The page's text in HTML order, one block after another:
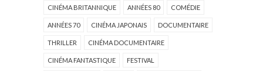
CINÉMA BRITANNIQUE ANNÉES 80 COMÉDIE
ANNÉES 70 CINÉMA JAPONAIS DOCUMENTAIRE
THRILLER CINÉMA DOCUMENTAIRE
CINÉMA FANTASTIQUE FESTIVAL